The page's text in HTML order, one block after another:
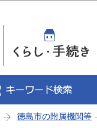
徳島市の附属機関等